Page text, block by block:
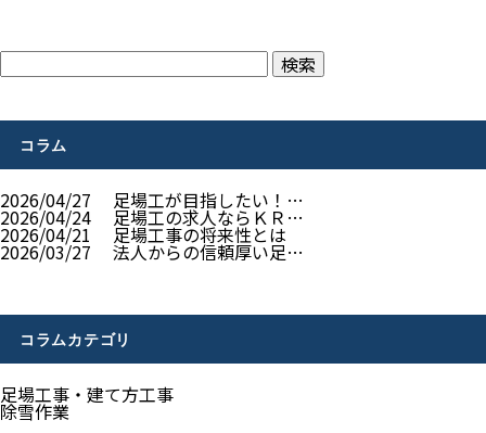
コラム
2026/04/27 足場工が目指したい！…
2026/04/24 足場工の求人ならＫＲ…
2026/04/21 足場工事の将来性とは
2026/03/27 法人からの信頼厚い足…
コラムカテゴリ
足場工事・建て方工事
除雪作業